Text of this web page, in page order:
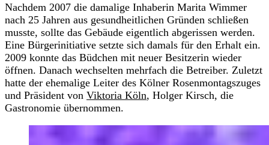
Nachdem 2007 die damalige Inhaberin Marita Wimmer
nach 25 Jahren aus gesundheitlichen Gründen schließen
musste, sollte das Gebäude eigentlich abgerissen werden.
Eine Bürgerinitiative setzte sich damals für den Erhalt ein.
2009 konnte das Büdchen mit neuer Besitzerin wieder
öffnen. Danach wechselten mehrfach die Betreiber. Zuletzt
hatte der ehemalige Leiter des Kölner Rosenmontagszuges
und Präsident von Viktoria Köln, Holger Kirsch, die
Gastronomie übernommen.